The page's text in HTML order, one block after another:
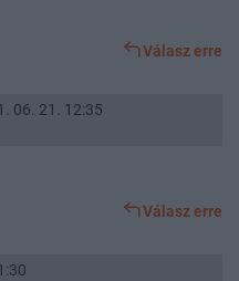
Válasz erre
06. 21. 12:35
Válasz erre